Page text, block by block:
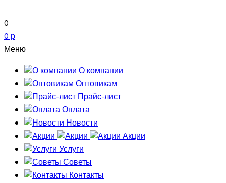
0
0 р
Меню
О компании
Оптовикам
Прайс-лист
Оплата
Новости
Акции
Услуги
Советы
Контакты